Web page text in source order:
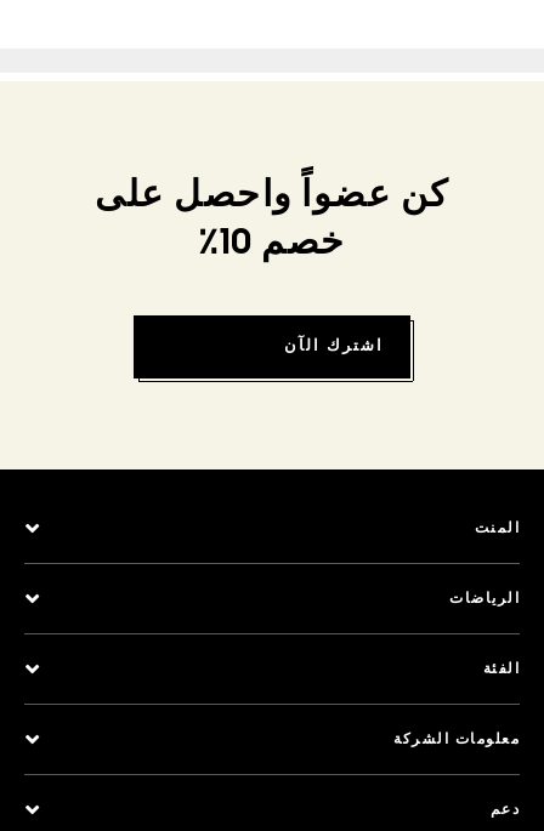
كن عضواً واحصل على
خصم 10٪
اشترك الآن
المنت
الرياضات
الفئة
معلومات الشركة
دعم